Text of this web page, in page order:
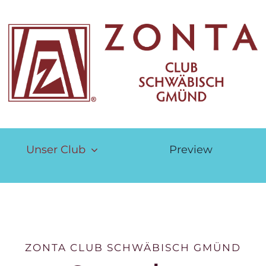
Unser Club Preview
ZONTA CLUB SCHWÄBISCH GMÜND